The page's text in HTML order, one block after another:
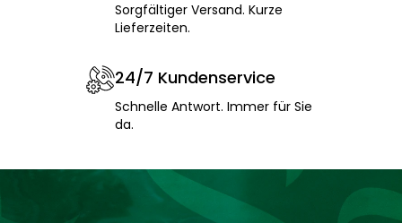
Sorgfältiger Versand. Kurze
Lieferzeiten.
24/7 Kundenservice
Schnelle Antwort. Immer für Sie
da.